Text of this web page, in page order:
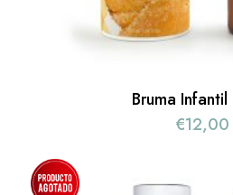
Bruma
€12,00